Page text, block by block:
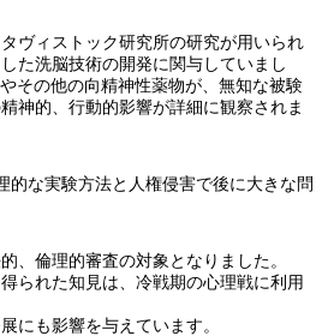
ヴィストック研究所の研究が用いられ
た洗脳技術の開発に関与していまし
その他の向精神性薬物が、無知な被験
神的、行動的影響が詳細に観察されま
的な実験方法と人権侵害で後に大きな問
、倫理的審査の対象となりました。
られた知見は、冷戦期の心理戦に利用
にも影響を与えています。